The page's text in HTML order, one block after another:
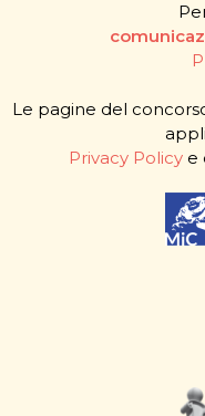
Le pagine del
Privacy Policy e